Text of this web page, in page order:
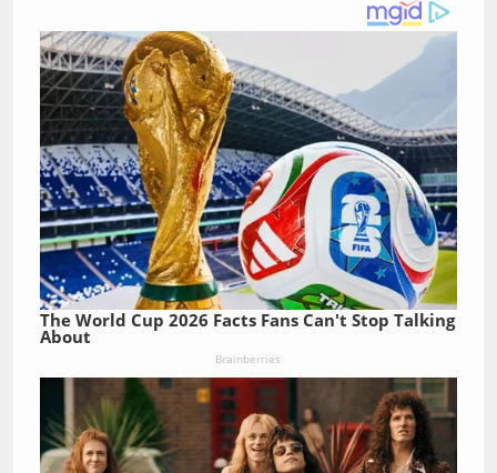
The World Cup 2026 Facts Fans Can't Stop Talking
About
Brainberries